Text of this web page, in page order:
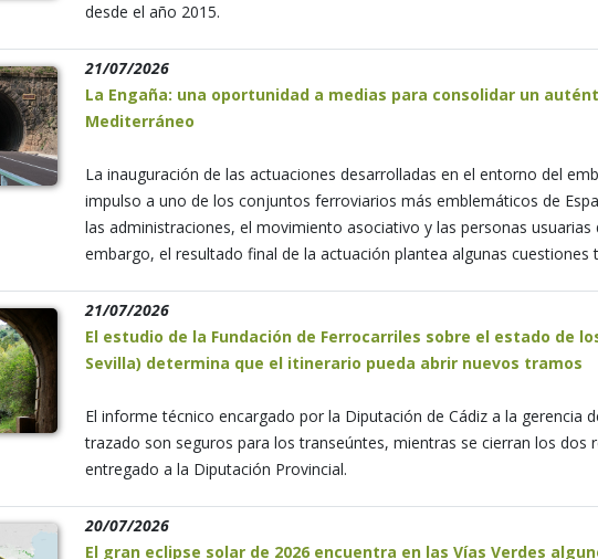
desde el año 2015.
21/07/2026
La Engaña: una oportunidad a medias para consolidar un
Mediterráneo
La inauguración de las actuaciones desarrolladas en el entorno del
impulso a uno de los conjuntos ferroviarios más emblemáticos de
las administraciones, el movimiento asociativo y las personas
embargo, el resultado final de la actuación plantea algunas
21/07/2026
El estudio de la Fundación de Ferrocarriles sobre el estado de
Sevilla) determina que el itinerario pueda abrir nuevos tramos
El informe técnico encargado por la Diputación de Cádiz a la gerencia
trazado son seguros para los transeúntes, mientras se cierran los dos
entregado a la Diputación Provincial.
20/07/2026
El gran eclipse solar de 2026 encuentra en las Vías Verdes